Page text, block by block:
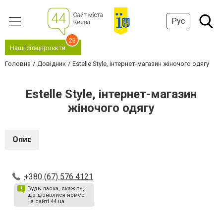
Рус
Наші спецпроєкти
23
Головна Довідник Estelle Style, інтернет-магазин жіночого одягу
Estelle Style, інтернет-магазин
жіночого одягу
Опис
+380 (67) 576 4121
Будь ласка, скажіть,
що дізналися номер
на сайті 44.ua